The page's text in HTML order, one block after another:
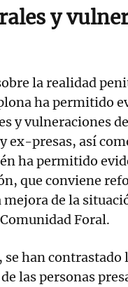
y
la realidad
ha permitido
y vulneraciones
ex-presas, así
ha permitido
que conviene
de la
Foral.
han contrastado
las personas